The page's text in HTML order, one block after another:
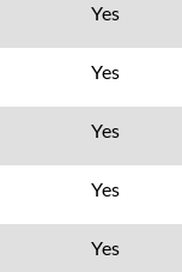
Yes
Yes
Yes
Yes
Yes